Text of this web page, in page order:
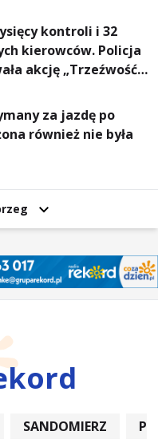
kontroli i 32
kierowców. Policja
akcję „Trzeźwość”
za jazdę po
również nie była
SANDOMIERZ